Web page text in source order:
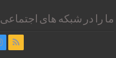
ما را در شبکه های اجتماعی